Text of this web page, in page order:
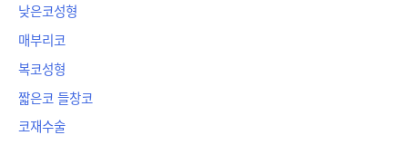
낮은코성형
매부리코
복코성형
짧은코 들창코
코재수술